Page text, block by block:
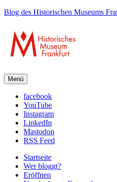
Blog des Historischen Museums
Menü
facebook
YouTube
Instagram
LinkedIn
Mastodon
RSS Feed
Startseite
Wer bloggt?
Eröffnen